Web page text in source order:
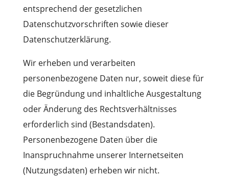
entsprechend der gesetzlichen
Datenschutzvorschriften sowie dieser
Datenschutzerklärung.
Wir erheben und verarbeiten
personenbezogene Daten nur, soweit diese für
die Begründung und inhaltliche Ausgestaltung
oder Änderung des Rechtsverhältnisses
erforderlich sind (Bestandsdaten).
Personenbezogene Daten über die
Inanspruchnahme unserer Internetseiten
(Nutzungsdaten) erheben wir nicht.